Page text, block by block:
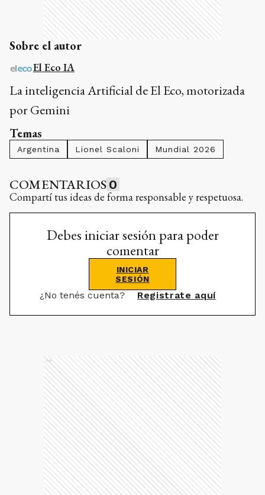
Sobre el autor
El Eco IA
La inteligencia Artificial de El Eco, motorizada
por Gemini
Temas
Argentina Lionel Scaloni Mundial 2026
COMENTARIOS 0
Compartí tus ideas de forma responsable y respetuosa.
Debes iniciar sesión para poder
comentar
INICIAR
SESIÓN
¿No tenés cuenta? Registrate aquí
Ads